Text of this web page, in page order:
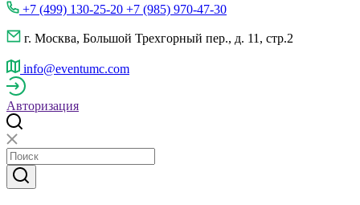
+7 (499) 130-25-20 +7 (985) 970-47-30
г. Москва, Большой Трехгорный пер., д. 11, стр.2
info@eventumc.com
Авторизация